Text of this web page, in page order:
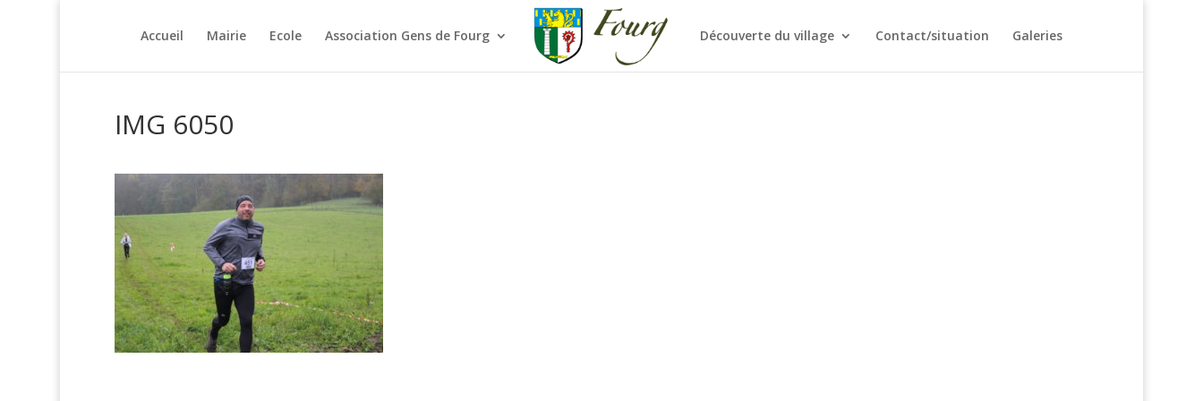
Accueil Mairie Ecole Association Gens de Fourg Découverte du village Contact/situation Galeries
IMG 6050